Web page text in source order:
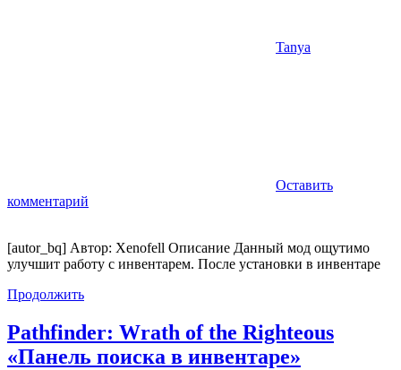
Tanya
Оставить
комментарий
[autor_bq] Автор: Xenofell Описание Данный мод ощутимо
улучшит работу с инвентарем. После установки в инвентаре
Продолжить
Pathfinder: Wrath of the Righteous
«Панель поиска в инвентаре»